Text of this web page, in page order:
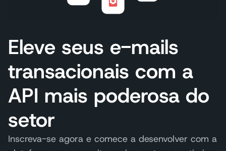
Eleve seus e-mails
transacionais com a
API mais poderosa do
setor
Inscreva-se agora e comece a desenvolver com a